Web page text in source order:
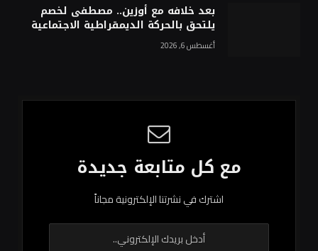
بعد خلافه مع أوزين.. مصطفى لخصم
يلتحق بالحركة الديمقراطية الاجتماعية
أغسطس 6, 2026
مع كل متابعة جديدة
اشترك في نشرتنا الإلكترونية مجاناً